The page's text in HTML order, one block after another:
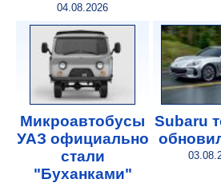
04.08.2026
Микроавтобусы
УАЗ официально
стали
"Буханками"
Subaru